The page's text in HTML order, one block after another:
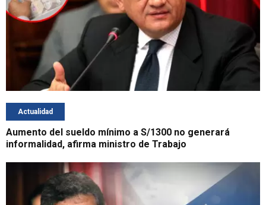
Actualidad
Aumento del sueldo mínimo a S/1300 no generará
informalidad, afirma ministro de Trabajo